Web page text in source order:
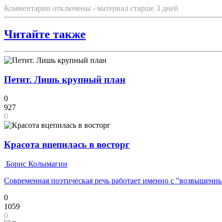
Комментарии отключены - материал старше 3 дней
Читайте также
Петит. Лишь крупный план
0
927
0
Красота вцепилась в восторг
Борис Колымагин
Современная поэтическая речь работает именно с
0
1059
0